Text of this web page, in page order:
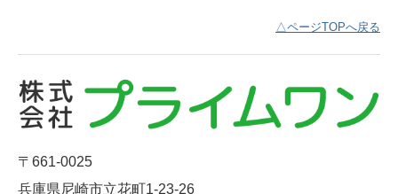
△ページTOPへ戻る
〒661-0025
兵庫県尼崎市立花町1-23-26